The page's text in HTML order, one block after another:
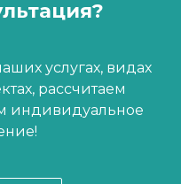
услугах, видах
рассчитаем
индивидуальное